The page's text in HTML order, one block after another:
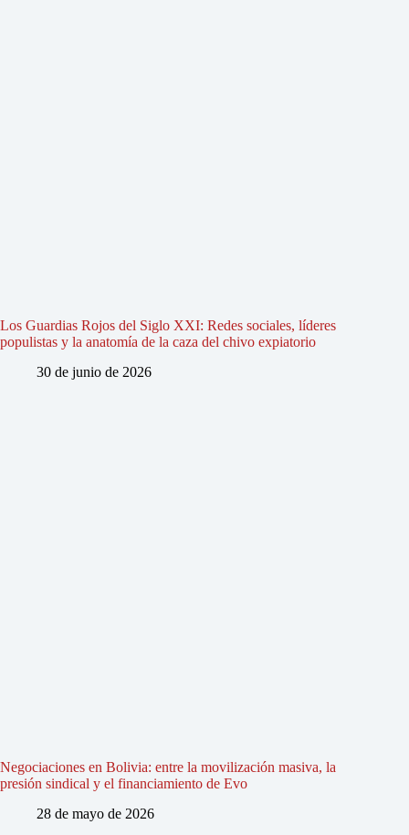
Los Guardias Rojos del Siglo XXI: Redes sociales, líderes
populistas y la anatomía de la caza del chivo expiatorio
30 de junio de 2026
Negociaciones en Bolivia: entre la movilización masiva, la
presión sindical y el financiamiento de Evo
28 de mayo de 2026